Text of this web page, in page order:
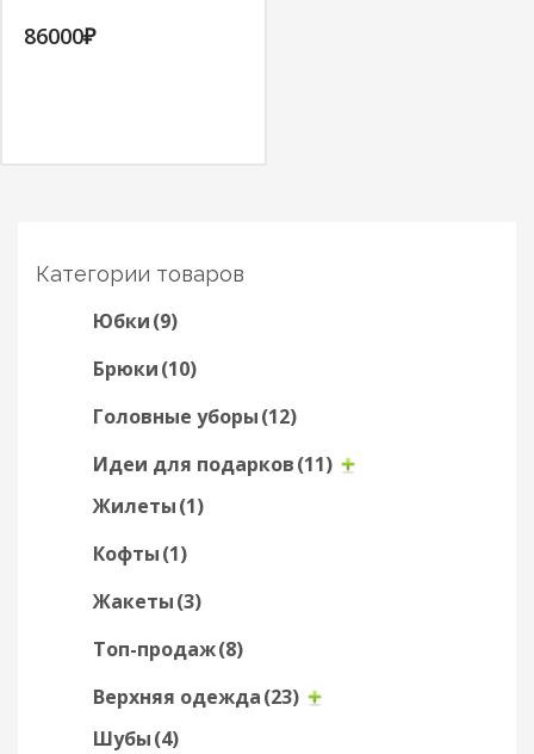
86000₽
Категории товаров
Юбки(9)
Брюки(10)
Головные уборы(12)
Идеи для подарков(11)
Жилеты(1)
Кофты(1)
Жакеты(3)
Топ-продаж(8)
Верхняя одежда(23)
Шубы(4)